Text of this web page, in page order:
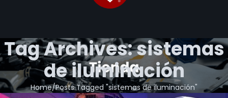
Tag Archives: sistemas
de iluminación
Home Posts Tagged "sistemas de iluminación"